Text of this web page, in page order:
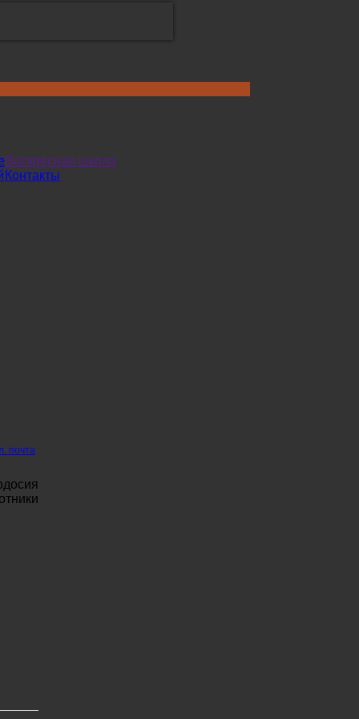
Воскресная школа
Контакты
почта